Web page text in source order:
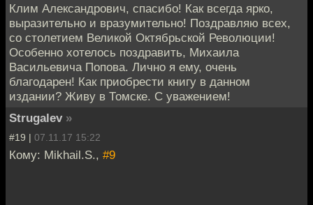
Клим Александрович, спасибо! Как всегда ярко,
выразительно и вразумительно! Поздравляю всех,
со столетием Великой Октябрьской Революции!
Особенно хотелось поздравить, Михаила
Васильевича Попова. Лично я ему, очень
благодарен! Как приобрести книгу в данном
издании? Живу в Томске. С уважением!
Strugalev »
#19 | 07.11.17 15:22
Кому: Mikhail.S., #9